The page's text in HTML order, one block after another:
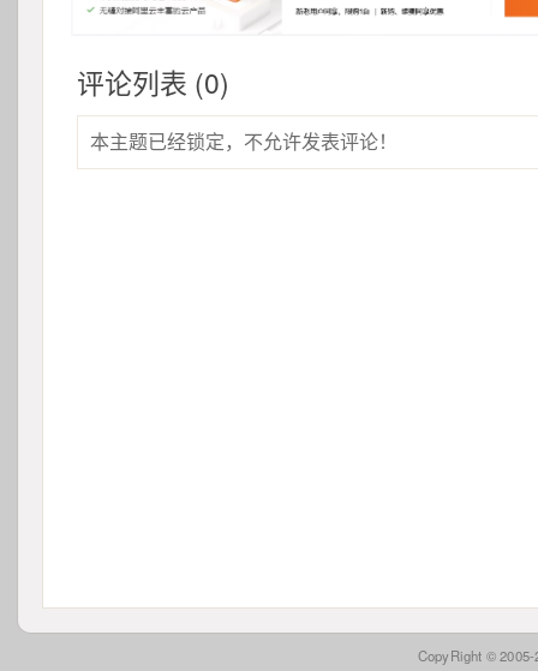
评论列表 (0)
本主题已经锁定，不允许发表评论！
CopyRight ©